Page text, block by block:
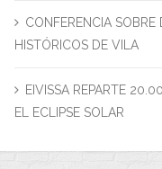
CONFERENCIA SOBRE
HISTÓRICOS DE VILA
EIVISSA REPARTE
EL ECLIPSE SOLAR